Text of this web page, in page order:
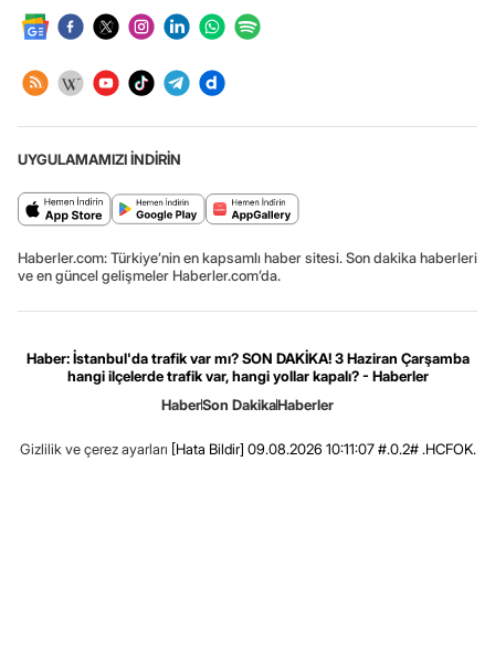
UYGULAMAMIZI İNDİRİN
Haberler.com: Türkiye’nin en kapsamlı haber sitesi. Son dakika haberleri
ve en güncel gelişmeler Haberler.com’da.
Haber: İstanbul'da trafik var mı? SON DAKİKA! 3 Haziran Çarşamba
hangi ilçelerde trafik var, hangi yollar kapalı? - Haberler
HaberSon DakikaHaberler
Gizlilik ve çerez ayarları [Hata Bildir] 09.08.2026 10:11:07 #.0.2# .HCFOK.